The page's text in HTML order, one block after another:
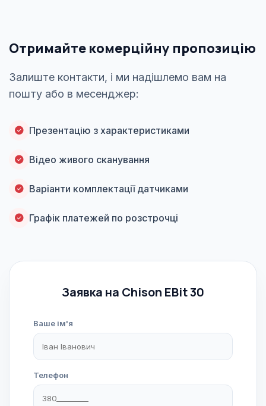
Отримайте комерційну пропозицію
Залиште контакти, і ми надішлемо вам на
пошту або в месенджер:
Презентацію з характеристиками
Відео живого сканування
Варіанти комплектації датчиками
Графік платежей по розстрочці
Заявка на Chison EBit 30
Ваше ім'я
Телефон